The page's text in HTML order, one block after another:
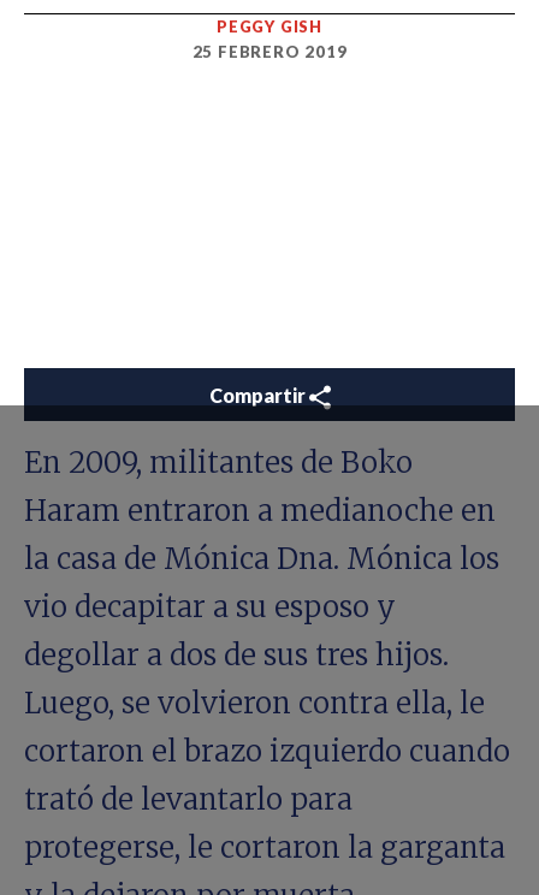
PEGGY GISH
25 FEBRERO 2019
Compartir
En 2009, militantes de Boko
Haram entraron a medianoche en
la casa de Mónica Dna. Mónica los
vio decapitar a su esposo y
degollar a dos de sus tres hijos.
Luego, se volvieron contra ella, le
cortaron el brazo izquierdo cuando
trató de levantarlo para
protegerse, le cortaron la garganta